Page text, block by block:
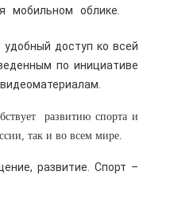
мобильном облике.
доступ ко всей
по инициативе
развитию спорта и
так и во всем мире.
развитие. Спорт –